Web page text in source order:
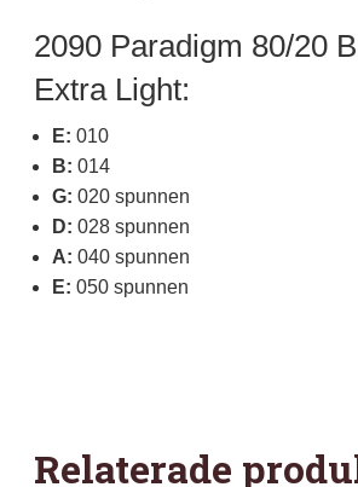
2090 Paradigm 80/20
Extra Light:
E: 010
B: 014
G: 020 spunnen
D: 028 spunnen
A: 040 spunnen
E: 050 spunnen
Relaterade